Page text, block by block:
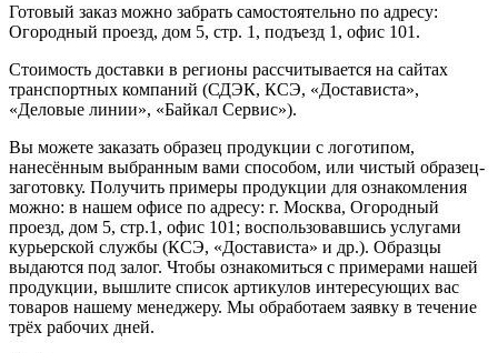
Готовый заказ можно забрать самостоятельно по адресу:
Огородный проезд, дом 5, стр. 1, подъезд 1, офис 101.
Стоимость доставки в регионы рассчитывается на сайтах
транспортных компаний (СДЭК, КСЭ, «Достависта»,
«Деловые линии», «Байкал Сервис»).
Вы можете заказать образец продукции с логотипом,
нанесённым выбранным вами способом, или чистый образец-
заготовку. Получить примеры продукции для ознакомления
можно: в нашем офисе по адресу: г. Москва, Огородный
проезд, дом 5, стр.1, офис 101; воспользовавшись услугами
курьерской службы (КСЭ, «Достависта» и др.). Образцы
выдаются под залог. Чтобы ознакомиться с примерами нашей
продукции, вышлите список артикулов интересующих вас
товаров нашему менеджеру. Мы обработаем заявку в течение
трёх рабочих дней.